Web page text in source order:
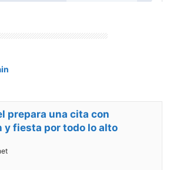
prepara una cita con
y fiesta por todo lo alto